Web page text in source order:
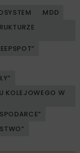
.MDD
KOLEJOWEGO W